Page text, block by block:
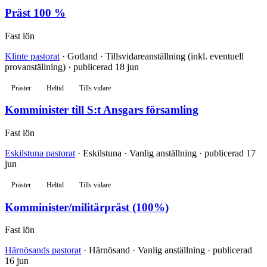
Präst 100 %
Fast lön
Klinte pastorat · Gotland · Tillsvidareanställning (inkl. eventuell
provanställning) · publicerad 18 jun
Präster Heltid Tills vidare
Komminister till S:t Ansgars församling
Fast lön
Eskilstuna pastorat · Eskilstuna · Vanlig anställning · publicerad 17
jun
Präster Heltid Tills vidare
Komminister/militärpräst (100%)
Fast lön
Härnösands pastorat· Härnösand · Vanlig anställning · publicerad
16 jun